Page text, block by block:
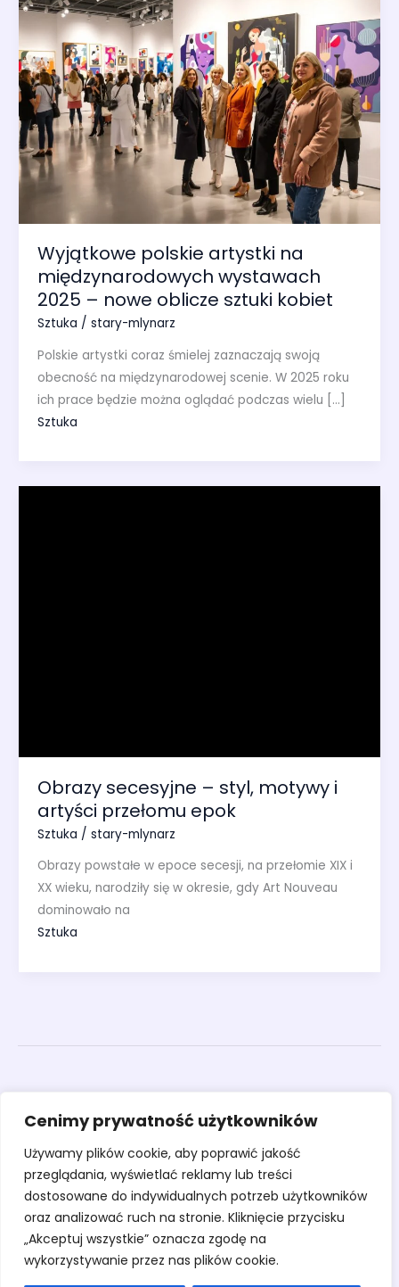
Cenimy prywatność użytkowników
Używamy plików cookie, aby poprawić jakość
przeglądania, wyświetlać reklamy lub treści
dostosowane do indywidualnych potrzeb użytkowników
oraz analizować ruch na stronie. Kliknięcie przycisku
„Akceptuj wszystkie” oznacza zgodę na
wykorzystywanie przez nas plików cookie.
Wyjątkowe polskie artystki na
międzynarodowych wystawach
2025 – nowe oblicze sztuki kobiet
Sztuka / stary-mlynarz
Polskie artystki coraz śmielej zaznaczają swoją
obecność na międzynarodowej scenie. W 2025 roku
ich prace będzie można oglądać podczas wielu […]
Sztuka
Obrazy secesyjne – styl, motywy i
artyści przełomu epok
Sztuka / stary-mlynarz
Obrazy powstałe w epoce secesji, na przełomie XIX i
XX wieku, narodziły się w okresie, gdy Art Nouveau
dominowało na
Sztuka
Rzeźby
Sztuka
Warsztaty
O pracowni
Kontakt